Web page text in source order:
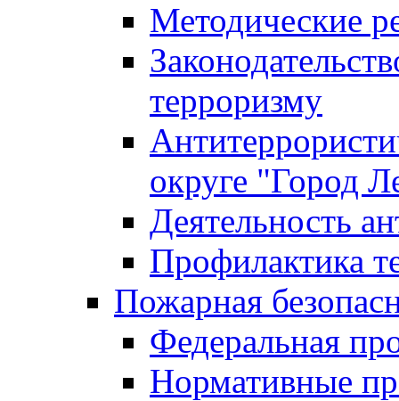
Методические
терроризму
округе "Город
Деятельность
Профилактика
Пожарная
Федеральная
Нормативные